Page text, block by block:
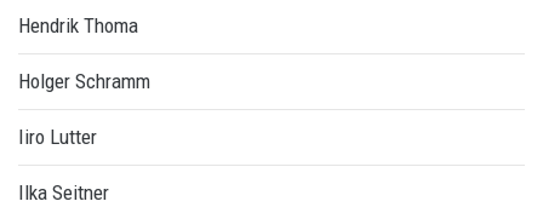
Hendrik Thoma
Holger Schramm
Iiro Lutter
Ilka Seitner